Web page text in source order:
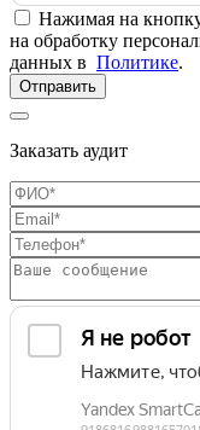
Нажимая на
на обработку
данных в Политике.
Отправить
Заказать аудит